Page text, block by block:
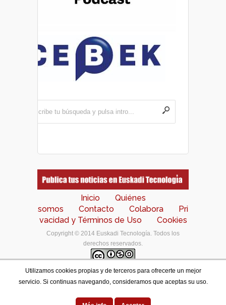
Inicio
Quiénes
somos
Contacto Colabora
Pri
vacidad y Términos de Uso
Cookies
Copyright © 2014 Euskadi Tecnología. Todos los
derechos reservados.
Los contenidos de este portal están bajo unalicencia
de Creative Commons Reconocimiento-NoComercial-
Designed by
Utilizamos cookies propias y de terceros para ofrecerte un mejor
servicio. Si continuas navegando, consideramos que aceptas su uso.